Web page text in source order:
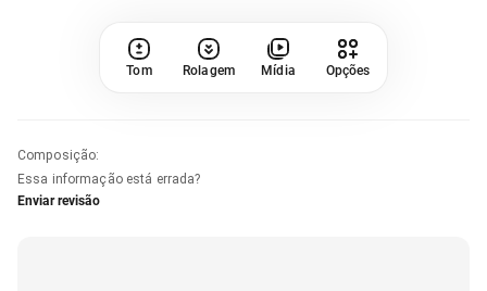
Tom Rolagem Mídia Opções
Composição:
Essa informação está errada?
Enviar revisão